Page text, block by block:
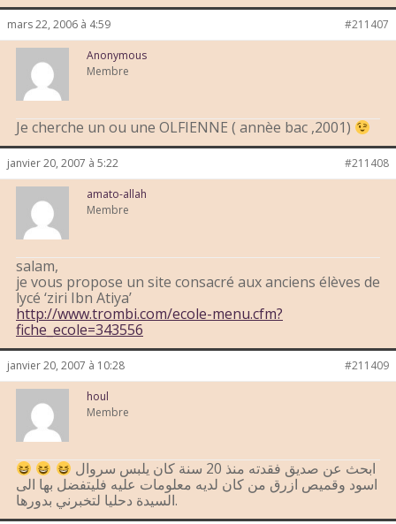
mars 22, 2006 à 4:59 #211407
Anonymous
Membre
Je cherche un ou une OLFIENNE ( annèe bac ,2001)
janvier 20, 2007 à 5:22 #211408
amato-allah
Membre
salam,
je vous propose un site consacré aux anciens élèves de
lycé ‘ziri Ibn Atiya’
http://www.trombi.com/ecole-menu.cfm?
fiche_ecole=343556
janvier 20, 2007 à 10:28 #211409
houl
Membre
اسود وقميص ازرق من كان لديه معلومات عليه فليتفضل بها الى
السيدة دحليا لتخبرني بدورها.